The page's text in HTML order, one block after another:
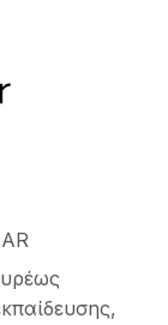
AR